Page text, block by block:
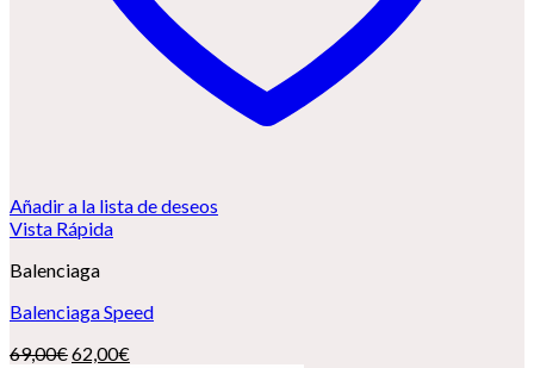
Añadir a la lista de deseos
Vista Rápida
Balenciaga
Balenciaga Speed
69,00€El
62,00€